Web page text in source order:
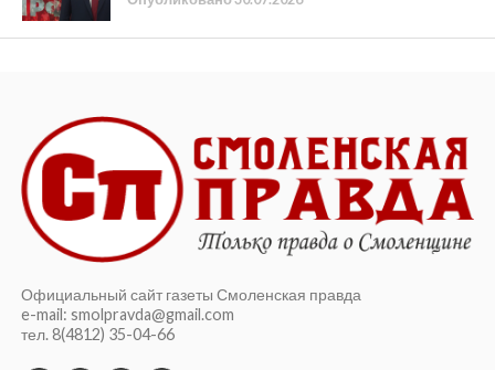
Официальный сайт газеты Смоленская правда
e-mail: smolpravda@gmail.com
тел. 8(4812) 35-04-66